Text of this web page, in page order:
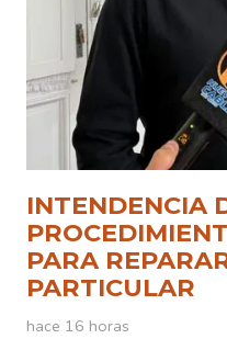
INTENDENCIA
PARA
PARTICULAR
hace 16 horas